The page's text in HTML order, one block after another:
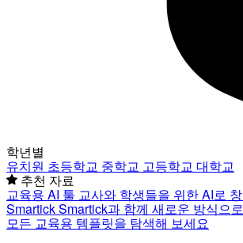
학년별
유치원 초등학교 중학교 고등학교 대학교
추천 자료
교육용 AI 툴 교사와 학생들을 위한 AI로
SmartickSmartick과 함께 새로운 방식으
모든 교육용 템플릿을 탐색해 보세요